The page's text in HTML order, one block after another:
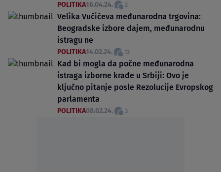
POLITIKA16.04.24. 2
Velika Vučićeva međunarodna trgovina:
Beogradske izbore dajem, međunarodnu
istragu ne
POLITIKA14.02.24. 13
Kad bi mogla da počne međunarodna
istraga izborne krađe u Srbiji: Ovo je
ključno pitanje posle Rezolucije Evropskog
parlamenta
POLITIKA08.02.24. 3